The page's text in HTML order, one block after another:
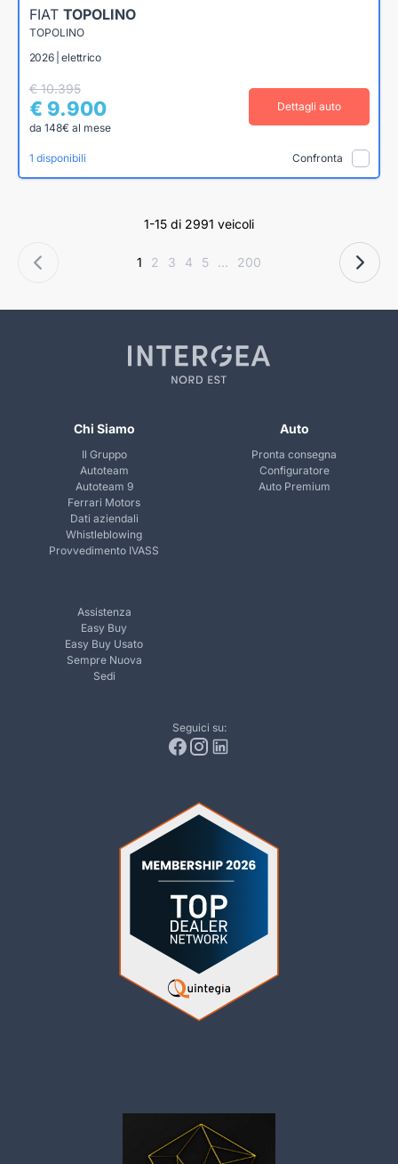
FIAT TOPOLINO
TOPOLINO
2026 | elettrico
€ 10.395
€ 9.900
da 148€ al mese
Dettagli auto
1 disponibili Confronta
1-15 di 2991 veicoli
1 2 3 4 5 ... 200
Chi Siamo
Il Gruppo
Autoteam
Autoteam 9
Ferrari Motors
Dati aziendali
Whistleblowing
Provvedimento IVASS
Auto
Pronta consegna
Configuratore
Auto Premium
Assistenza
Easy Buy
Easy Buy Usato
Sempre Nuova
Sedi
Seguici su: